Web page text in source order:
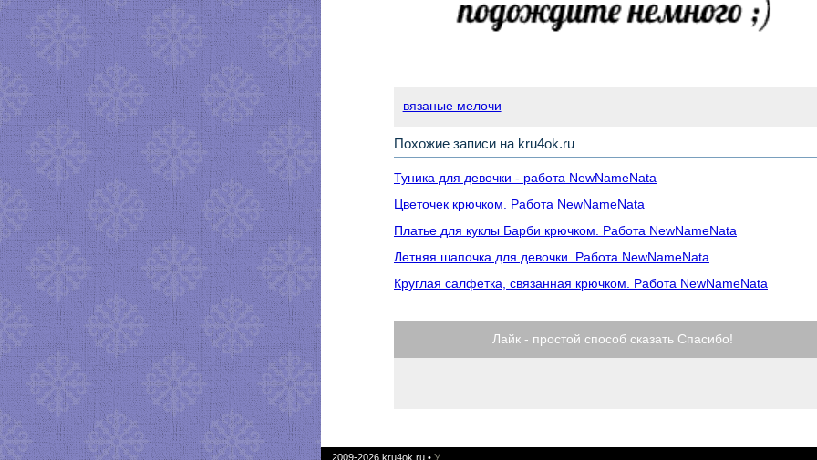
вязаные мелочи
Похожие записи на kru4ok.ru
Туника для девочки - работа NewNameNata
Цветочек крючком. Работа NewNameNata
Платье для куклы Барби крючком. Работа NewNameNata
Летняя шапочка для девочки. Работа NewNameNata
Круглая салфетка, связанная крючком. Работа NewNameNata
Лайк - простой способ сказать Спасибо!
2009-2026 kru4ok.ru • У